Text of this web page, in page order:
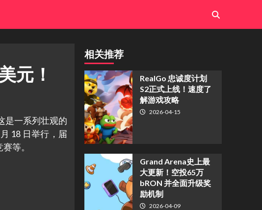
元！
是一系列壮观的
18 日举行，届
等。
相关推荐
​RealGo 忠诚度计划
S2正式上线！速度了
解游戏攻略
2026-04-15
Grand Arena史上最
大更新！空投65万
bRON 并全面升级奖
励机制
2026-04-09